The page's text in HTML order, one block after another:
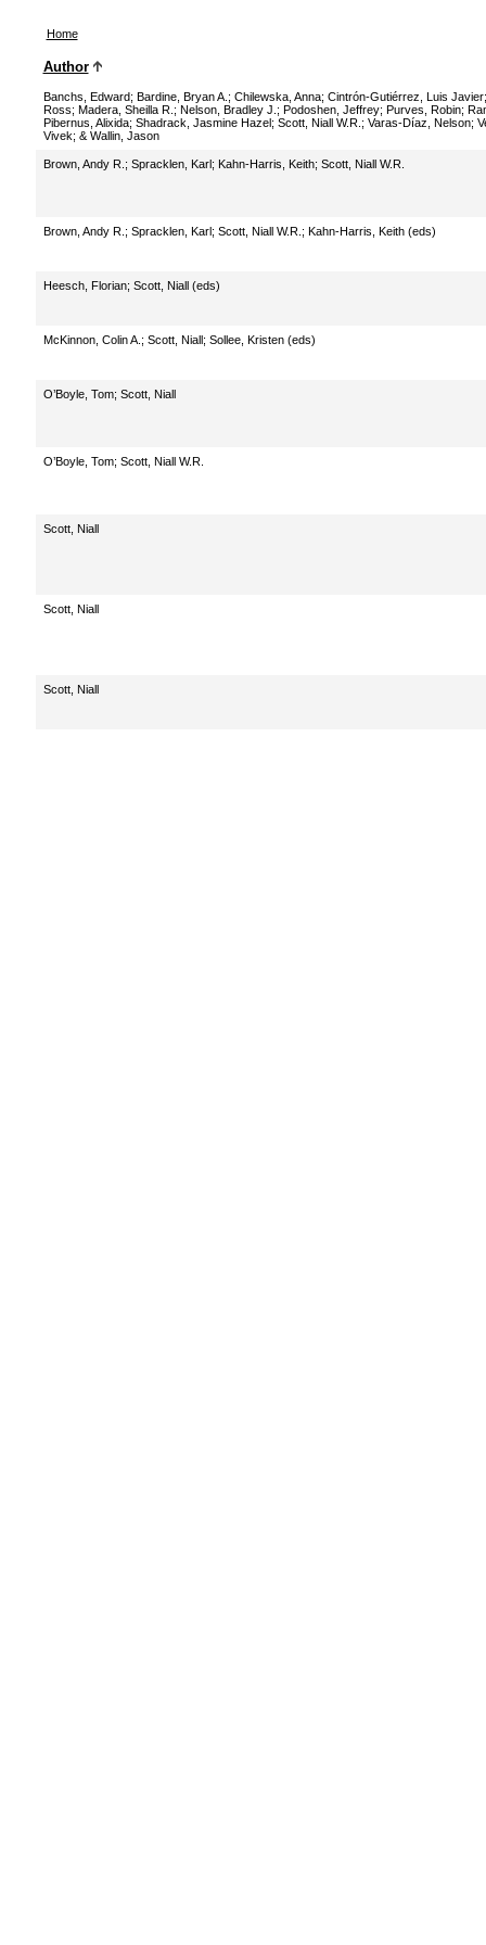
Home
Author
Banchs, Edward; Bardine, Bryan A. ; Chilewska, Anna; Cintrón-Gutiérrez, Luis Javier
Ross; Madera, Sheilla R. ; Nelson, Bradley J. ; Podoshen, Jeffrey; Purves, Robin;
Pibernus, Alixida; Shadrack, Jasmine Hazel; Scott, Niall W.R. ; Varas-Díaz, Nelson;
Vivek; & Wallin, Jason
Brown, Andy R. ; Spracklen, Karl; Kahn-Harris, Keith; Scott, Niall W.R.
Brown, Andy R. ; Spracklen, Karl; Scott, Niall W.R. ; Kahn-Harris, Keith (eds)
Heesch, Florian; Scott, Niall (eds)
McKinnon, Colin A. ; Scott, Niall; Sollee, Kristen (eds)
O’Boyle, Tom; Scott, Niall
O’Boyle, Tom; Scott, Niall W.R.
Scott, Niall
Scott, Niall
Scott, Niall